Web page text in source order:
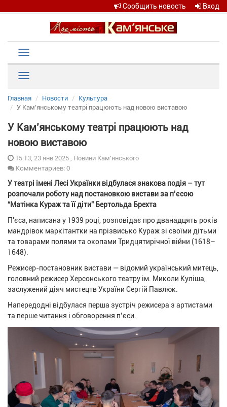
Сообщить новость Вход
navigation
Главная Новости
Культура
У Кам’янському театрі працюють над новою виставою
У Кам’янському театрі працюють над
новою виставою
15:13, 23 янв 2025 , Новини Кам'янського
Комментариев: 0
У театрі імені Лесі Українки відбулася знакова подія – тут
розпочали роботу над постановкою вистави за п’єсою
“Матінка Кураж та її діти” Бертольда Брехта
П'єса, написана у 1939 році, розповідає про дванадцять років
мандрівок маркітантки на прізвисько Кураж зі своїми дітьми
та товарами полями та окопами Тридцятирічної війни (1618–
1648).
Режисер-постановник вистави — відомий український митець,
головний режисер Херсонського театру ім. Миколи Куліша,
заслужений діяч мистецтв України Сергій Павлюк.
Напередодні відбулася перша зустріч режисера з артистами
та перше читання і обговорення п’єси.